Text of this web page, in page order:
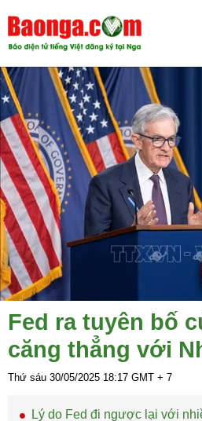
Fed ra tuyên bố
căng thẳng với
Thứ sáu 30/05/2025 18:17 GMT + 7
Lý do Fed đi ngược lại với